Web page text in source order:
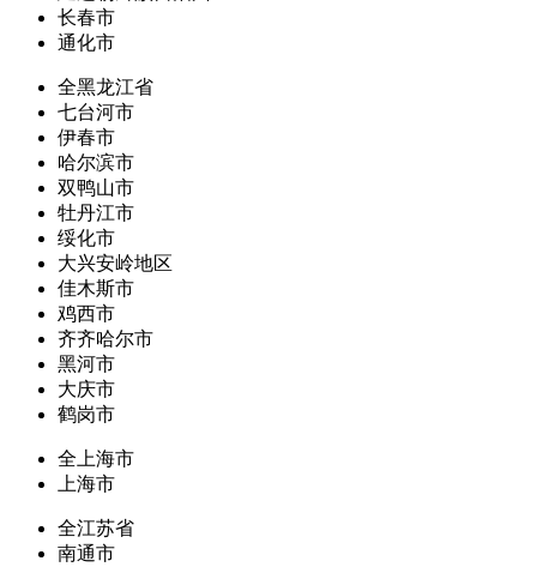
长春市
通化市
全黑龙江省
七台河市
伊春市
哈尔滨市
双鸭山市
牡丹江市
绥化市
大兴安岭地区
佳木斯市
鸡西市
齐齐哈尔市
黑河市
大庆市
鹤岗市
全上海市
上海市
全江苏省
南通市